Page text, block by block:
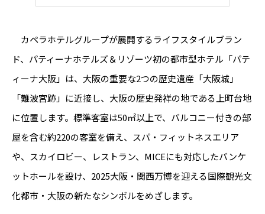
カペラホテルグループが展開するライフスタイルブラン
ド、パティーナホテルズ＆リゾーツ初の都市型ホテル「パテ
ィーナ大阪」は、大阪の重要な2つの歴史遺産「大阪城」
「難波宮跡」に近接し、大阪の歴史発祥の地である上町台地
に位置します。標準客室は50㎡以上で、バルコニー付きの部
屋を含む約220の客室を備え、スパ・フィットネスエリア
や、スカイロビー、レストラン、MICEにも対応したバンケ
ットホールを設け、2025大阪・関西万博を迎える国際観光文
化都市・大阪の新たなシンボルをめざします。